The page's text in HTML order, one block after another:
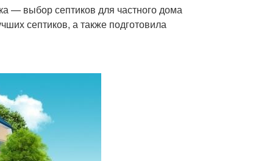
— выбор септиков для частного дома
септиков, а также подготовила